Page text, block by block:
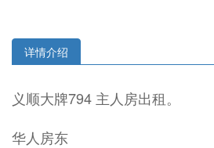
详情介绍
义顺大牌794 主人房出租。
华人房东